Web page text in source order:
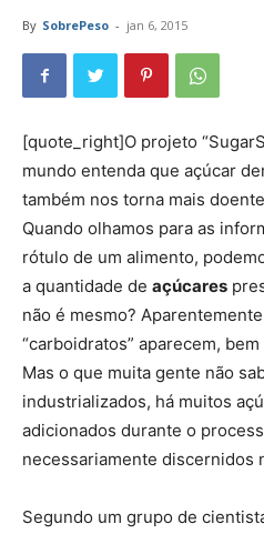
By SobrePeso - jan 6, 2015
[quote_right]O projeto
mundo entenda que açúcar
também nos torna mais
Quando olhamos para as
rótulo de um alimento,
a quantidade de açúcares
não é mesmo?
“carboidratos” aparecem,
Mas o que muita gente não
industrializados, há muitos
adicionados durante o
necessariamente discernidos
Segundo um grupo de